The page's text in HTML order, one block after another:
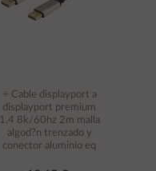
÷ Cable displayport a
displayport premium
1.4 8k/60hz 2m malla
algod?n trenzado y
conector aluminio eq